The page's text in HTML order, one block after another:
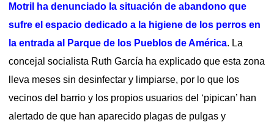
Motril ha denunciado la situación de abandono que
sufre el espacio dedicado a la higiene de los perros en
la entrada al Parque de los Pueblos de América. La
concejal socialista Ruth García ha explicado que esta zona
lleva meses sin desinfectar y limpiarse, por lo que los
vecinos del barrio y los propios usuarios del ‘pipican’ han
alertado de que han aparecido plagas de pulgas y